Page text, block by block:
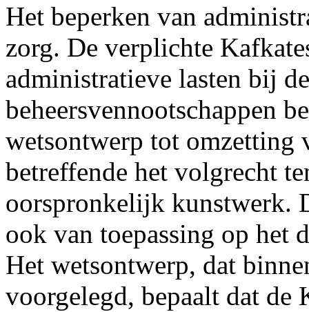
Het beperken van
zorg. De verplichte
administratieve lasten bij
beheersvennootschappen
wetsontwerp tot
betreffende het volgrecht
oorspronkelijk kunstwerk.
ook van toepassing op het
Het wetsontwerp, dat
voorgelegd, bepaalt dat